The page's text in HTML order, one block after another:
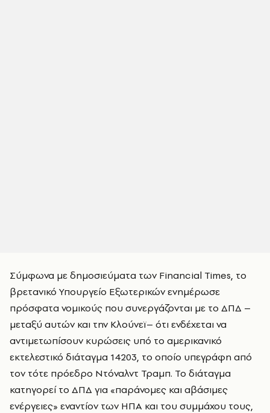
Σύμφωνα με δημοσιεύματα των Financial Times, το
βρετανικό Υπουργείο Εξωτερικών ενημέρωσε
πρόσφατα νομικούς που συνεργάζονται με το ΔΠΔ –
μεταξύ αυτών και την Κλούνεϊ– ότι ενδέχεται να
αντιμετωπίσουν κυρώσεις υπό το αμερικανικό
εκτελεστικό διάταγμα 14203, το οποίο υπεγράφη από
τον τότε πρόεδρο Ντόναλντ Τραμπ. Το διάταγμα
κατηγορεί το ΔΠΔ για «παράνομες και αβάσιμες
ενέργειες» εναντίον των ΗΠΑ και του συμμάχου τους,